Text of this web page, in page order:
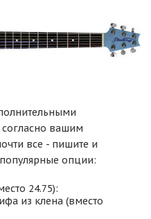
вашим
все - пишите и
опции:
24.75):
из клена (вместо